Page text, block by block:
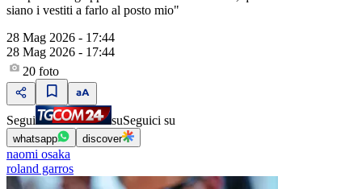
siano i vestiti a farlo al posto mio"
28 Mag 2026 - 17:44
28 Mag 2026 - 17:44
20 foto
Segui suSeguici su
whatsapp discover
naomi osaka
roland garros